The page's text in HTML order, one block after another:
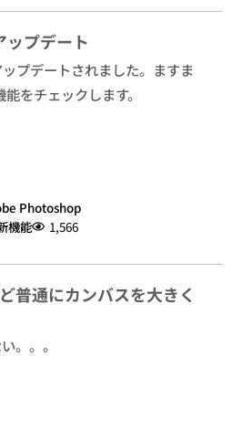
プデート
プデートされました。ますま
をチェックします。
Photoshop
機能 1,566
普通にカンバスを大きく
。。。